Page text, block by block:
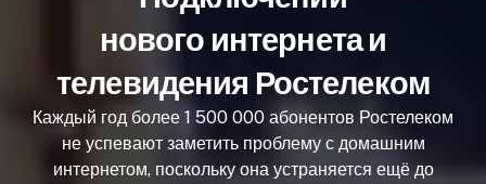
нового интернета и
телевидения Ростелеком
Каждый год более 1 500 000 абонентов Ростелеком
не успевают заметить проблему с домашним
интернетом, поскольку она устраняется ещё до